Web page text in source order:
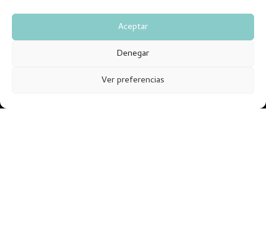
Aceptar
Denegar
Ver preferencias